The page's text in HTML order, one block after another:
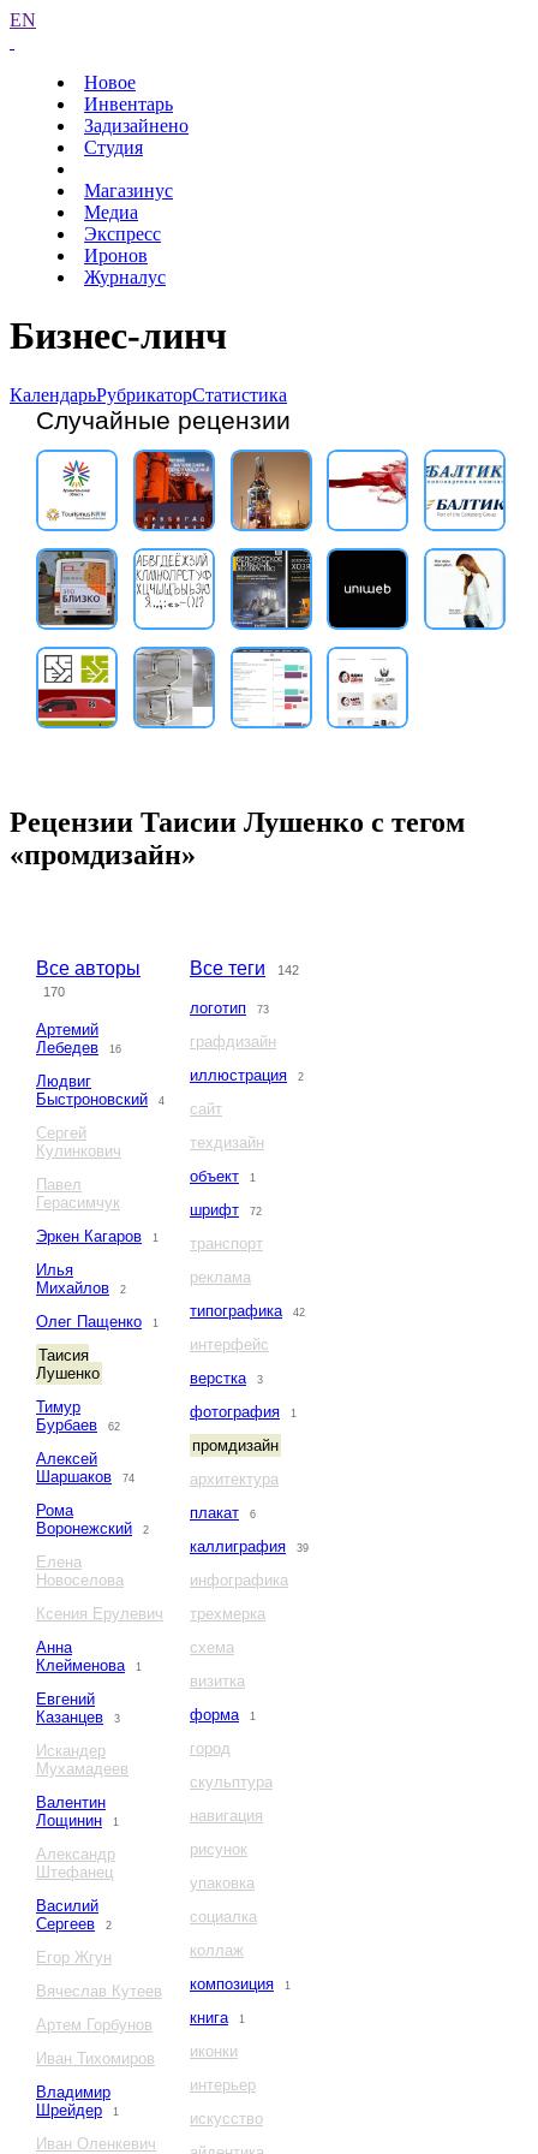
EN
Новое
Инвентарь
Задизайнено
Студия
Магазинус
Медиа
Экспресс
Иронов
Журналус
Бизнес-линч
КалендарьРубрикаторСтатистика
Случайные рецензии
Рецензии Таисии Лушенко с тегом
«промдизайн»
Все авторы
170
Артемий
Лебедев
16
Людвиг
Быстроновский
4
Сергей
Кулинкович
Павел
Герасимчук
Эркен Кагаров
1
Илья
Михайлов
2
Олег Пащенко 1
Таисия
Лушенко
Тимур
Бурбаев
62
Алексей
Шаршаков
74
Рома
Воронежский
2
Елена
Новоселова
Ксения Ерулевич
Анна
Клейменова
1
Евгений
Казанцев
3
Искандер
Мухамадеев
Валентин
Лощинин
1
Александр
Штефанец
Василий
Сергеев
2
Егор Жгун
Вячеслав Кутеев
Артем Горбунов
Иван Тихомиров
Владимир
Шрейдер
1
Иван Оленкевич
Все теги 142
логотип 73
графдизайн
иллюстрация
2
сайт
техдизайн
объект
1
шрифт 72
транспорт
реклама
типографика
42
интерфейс
верстка
3
фотография 1
промдизайн
архитектура
плакат
6
каллиграфия 39
инфографика
трехмерка
схема
визитка
форма
1
город
скульптура
навигация
рисунок
упаковка
социалка
коллаж
композиция
1
книга 1
иконки
интерьер
искусство